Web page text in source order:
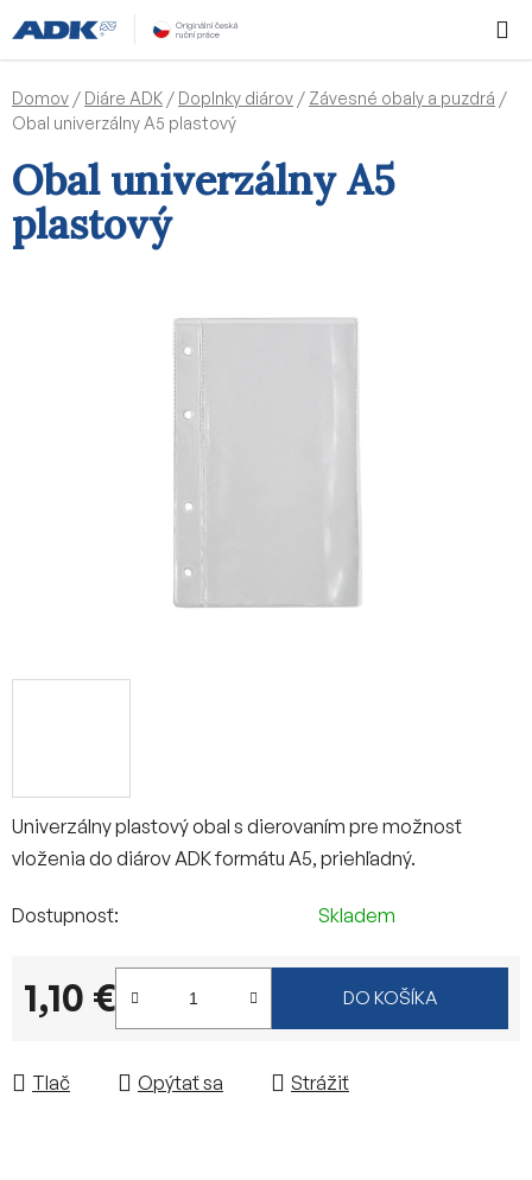
na
obsah
KOŠÍK
Domov / Diáre ADK / Doplnky diárov / Závesné obaly a puzdrá /
Obal univerzálny A5 plastový
Univerzálny plastový obal s dierovaním pre možnosť
vloženia do diárov ADK formátu A5, priehľadný.
Dostupnosť Skladem
1,10 €
Jednotková cena:
DO KOŠÍKA
Tlač Opýtať sa Strážiť
Obal univerzálny A5
plastový